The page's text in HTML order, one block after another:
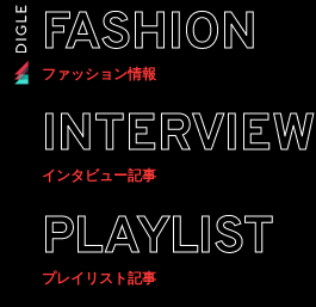
FASHION
ファッション情報
INTERVIEW
インタビュー記事
PLAYLIST
プレイリスト記事